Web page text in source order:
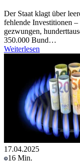
Der Staat klagt über
fehlende Investitionen
gezwungen,
350.000 Bund…
Weiterlesen
17.04.2025
16 Min.